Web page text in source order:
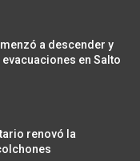
a descender y
en Salto
renovó la